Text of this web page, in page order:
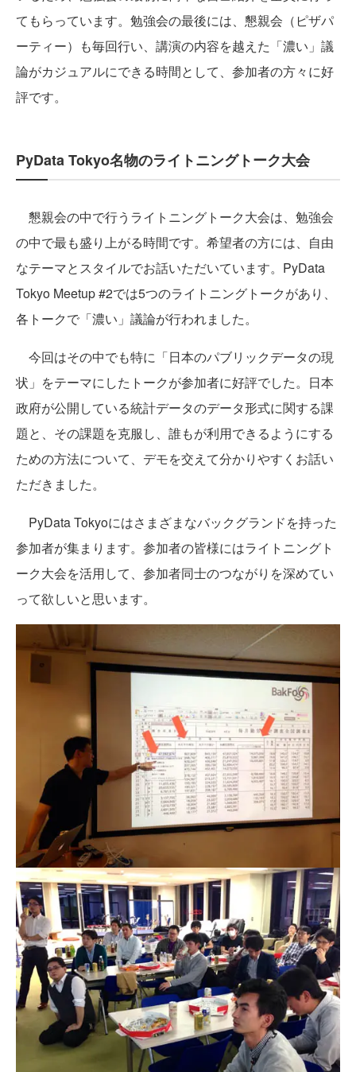
てもらっています。勉強会の最後には、懇親会（ピザパ
ーティー）も毎回行い、講演の内容を越えた「濃い」議
論がカジュアルにできる時間として、参加者の方々に好
評です。
PyData Tokyo名物のライトニングトーク大会
懇親会の中で行うライトニングトーク大会は、勉強会
の中で最も盛り上がる時間です。希望者の方には、自由
なテーマとスタイルでお話いただいています。PyData
Tokyo Meetup #2では5つのライトニングトークがあり、
各トークで「濃い」議論が行われました。
今回はその中でも特に「日本のパブリックデータの現
状」をテーマにしたトークが参加者に好評でした。日本
政府が公開している統計データのデータ形式に関する課
題と、その課題を克服し、誰もが利用できるようにする
ための方法について、デモを交えて分かりやすくお話い
ただきました。
PyData Tokyoにはさまざまなバックグランドを持った
参加者が集まります。参加者の皆様にはライトニングト
ーク大会を活用して、参加者同士のつながりを深めてい
って欲しいと思います。